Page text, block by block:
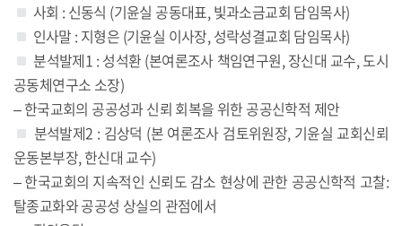
사회 : 신동식 (기윤실 공동대표, 빛과소금교회 담임목사)
인사말 : 지형은 (기윤실 이사장, 성락성결교회 담임목사)
분석발제1 : 성석환 (본여론조사 책임연구원, 장신대 교수, 도시
공동체연구소 소장)
– 한국교회의 공공성과 신뢰 회복을 위한 공공신학적 제안
분석발제2 : 김상덕 (본 여론조사 검토위원장, 기윤실 교회신뢰
운동본부장, 한신대 교수)
– 한국교회의 지속적인 신뢰도 감소 현상에 관한 공공신학적 고찰:
탈종교화와 공공성 상실의 관점에서